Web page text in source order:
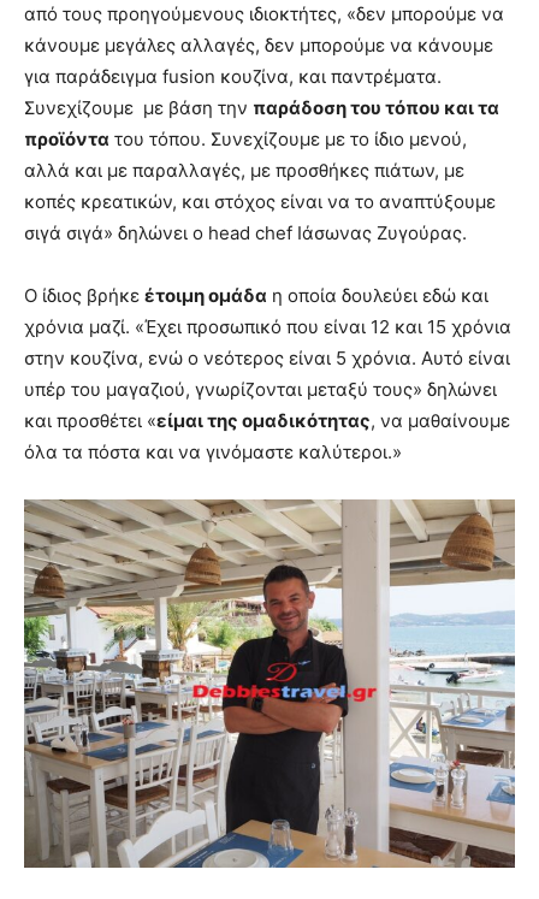
από τους προηγούμενους ιδιοκτήτες, «δεν μπορούμε να
κάνουμε μεγάλες αλλαγές, δεν μπορούμε να κάνουμε
για παράδειγμα fusion κουζίνα, και παντρέματα.
Συνεχίζουμε με βάση την παράδοση του τόπου και τα
προϊόντα του τόπου. Συνεχίζουμε με το ίδιο μενού,
αλλά και με παραλλαγές, με προσθήκες πιάτων, με
κοπές κρεατικών, και στόχος είναι να το αναπτύξουμε
σιγά σιγά» δηλώνει ο head chef Ιάσωνας Ζυγούρας.
Ο ίδιος βρήκε έτοιμη ομάδα η οποία δουλεύει εδώ και
χρόνια μαζί. «Έχει προσωπικό που είναι 12 και 15 χρόνια
στην κουζίνα, ενώ ο νεότερος είναι 5 χρόνια. Αυτό είναι
υπέρ του μαγαζιού, γνωρίζονται μεταξύ τους» δηλώνει
και προσθέτει «είμαι της ομαδικότητας, να μαθαίνουμε
όλα τα πόστα και να γινόμαστε καλύτεροι.»